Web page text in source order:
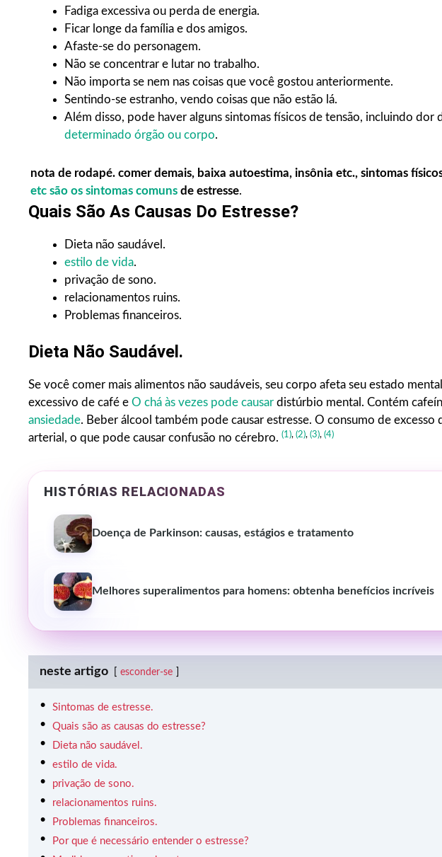
Fadiga excessiva ou perda de energia.
Ficar longe da família e dos amigos.
Afaste-se do personagem.
Não se concentrar e lutar no trabalho.
Não importa se nem nas coisas que você gostou anteriormente.
Sentindo-se estranho, vendo coisas que não estão lá.
Além disso, pode haver alguns sintomas físicos de tensão, incluindo dor
determinado órgão ou corpo.
nota de rodapé. comer demais, baixa autoestima, insônia etc., sintomas
etc são os sintomas comuns de estresse.
Quais São As Causas Do Estresse?
Dieta não saudável.
estilo de vida.
privação de sono.
relacionamentos ruins.
Problemas financeiros.
Dieta Não Saudável.
Se você comer mais alimentos não saudáveis, seu corpo afeta seu estado
excessivo de café e O chá às vezes pode causar distúrbio mental. Contém
ansiedade. Beber álcool também pode causar estresse. O consumo de excesso
arterial, o que pode causar confusão no cérebro. (1), (2), (3), (4)
HISTÓRIAS RELACIONADAS
Doença de Parkinson: causas, estágios e tratamento
Melhores superalimentos para homens: obtenha benefícios incríveis
neste artigo esconder-se
Sintomas de estresse.
Quais são as causas do estresse?
Dieta não saudável.
estilo de vida.
privação de sono.
relacionamentos ruins.
Problemas financeiros.
Por que é necessário entender o estresse?